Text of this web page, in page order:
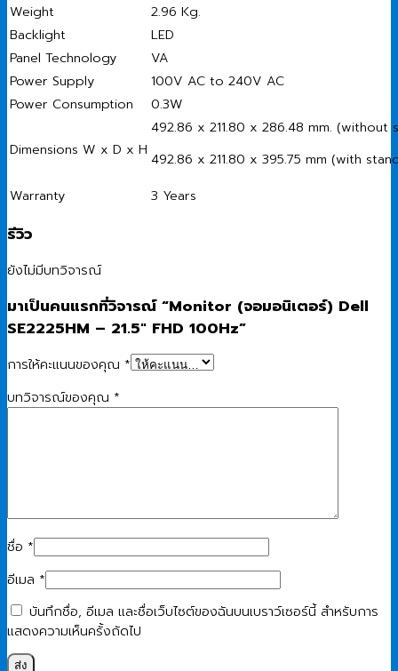
Weight
2.96 Kg.
Backlight
LED
Panel Technology
VA
Power Supply
100V AC to 240V AC
Power Consumption
0.3W
Dimensions W x D x H
492.86 x 211.80 x 286.48 mm. (without
492.86 x 211.80 x 395.75 mm (with
Warranty
3 Years
รีวิว
ยังไม่มีบทวิจารณ์
มาเป็นคนแรกที่วิจารณ์ “Monitor (จอมอนิเตอร์) Dell
SE2225HM – 21.5″ FHD 100Hz”
การให้คะแนนของคุณ *
บทวิจารณ์ของคุณ *
ชื่อ *
อีเมล *
บันทึกชื่อ, อีเมล และชื่อเว็บไซต์ของฉันบนเบราว์เซอร์นี้ สำหรับการ
แสดงความเห็นครั้งถัดไป